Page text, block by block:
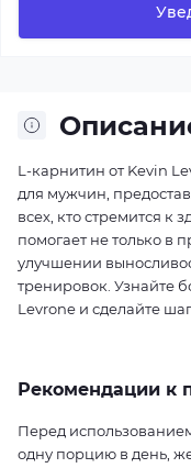
L-карнитин от Kevin
для мужчин,
всех, кто стремится к
помогает не только в
улучшении
тренировок. Узнайте
Levrone и сделайте
Рекомендации к
Перед
одну порцию в день,